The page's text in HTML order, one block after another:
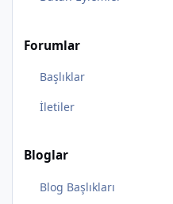
Forumlar
Başlıklar
İletiler
Bloglar
Blog Başlıkları